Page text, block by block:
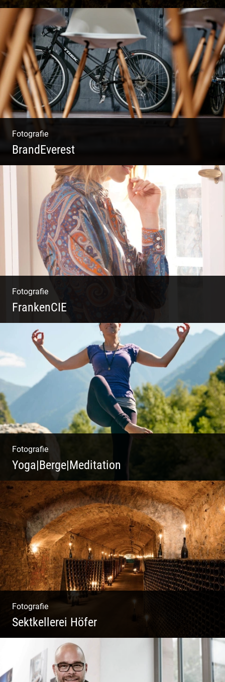
Rotweine aus Österreich | Genussvolle
Weinprobe | Herbstliche Weinberge | Uriger
Weinkeller
Fotografie
BrandEverest
Kommunikationsfotografie | Branding mit
Bildwelten | Markenerlebnisse | Corporate
Design
Fotografie
FrankenCIE
Fotografie
Yoga|Berge|Meditation
Freiheit genießen | Körper, Geist und Energie
| Ruhe und Entspannung | Bewusstsein für
Natur
Fotografie
Sektkellerei Höfer
Sekt Perlen | Tiefe Keller | Coole Kerle |
Idyllische Weinberge